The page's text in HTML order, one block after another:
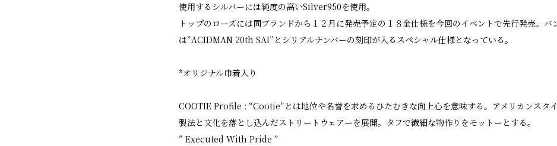
使用するシルバーには純度の高いSilver950を使用。
トップのローズには同ブランドから１２月に発売予定の１８金仕様を今回のイベントで先行発売。バ
は”ACIDMAN 20th SAI”とシリアルナンバーの刻印が入るスペシャル仕様となっている。
*オリジナル巾着入り
COOTIE Profile : “Cootie”とは地位や名誉を求めるひたむきな向上心を意味する。アメリカンスタ
製法と文化を落とし込んだストリートウェアーを展開。タフで繊細な物作りをモットーとする。
” Executed With Pride ”